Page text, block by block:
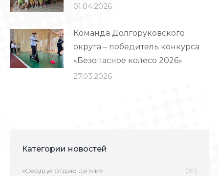
01.04.2026
Команда Долгоруковского
округа – победитель конкурса
«Безопасное колесо 2026»
27.03.2026
Категории новостей
«Сердце отдаю детям»
(39)